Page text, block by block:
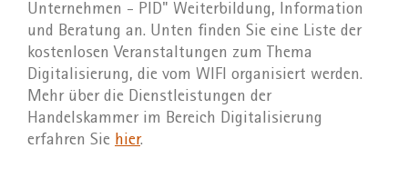
Unternehmen - PID" Weiterbildung, Information
und Beratung an. Unten finden Sie eine Liste der
kostenlosen Veranstaltungen zum Thema
Digitalisierung, die vom WIFI organisiert werden.
Mehr über die Dienstleistungen der
Handelskammer im Bereich Digitalisierung
erfahren Sie hier.